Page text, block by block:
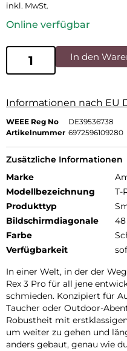
inkl. MwSt.
Online verfügbar
In den
Informationen nach EU
WEEE Reg No
DE39536738
Artikelnummer 6972596109280
Zusätzliche Informationen
Marke
Modellbezeichnung
T-
Produkttyp
Bildschirmdiagonale
Farbe
Verfügbarkeit
In einer Welt, in der der
Rex 3 Pro für all jene
schmieden. Konzipiert für
Taucher oder Outdoor-
Robustheit mit
um weiter zu gehen und
anders gebaut, genau wie